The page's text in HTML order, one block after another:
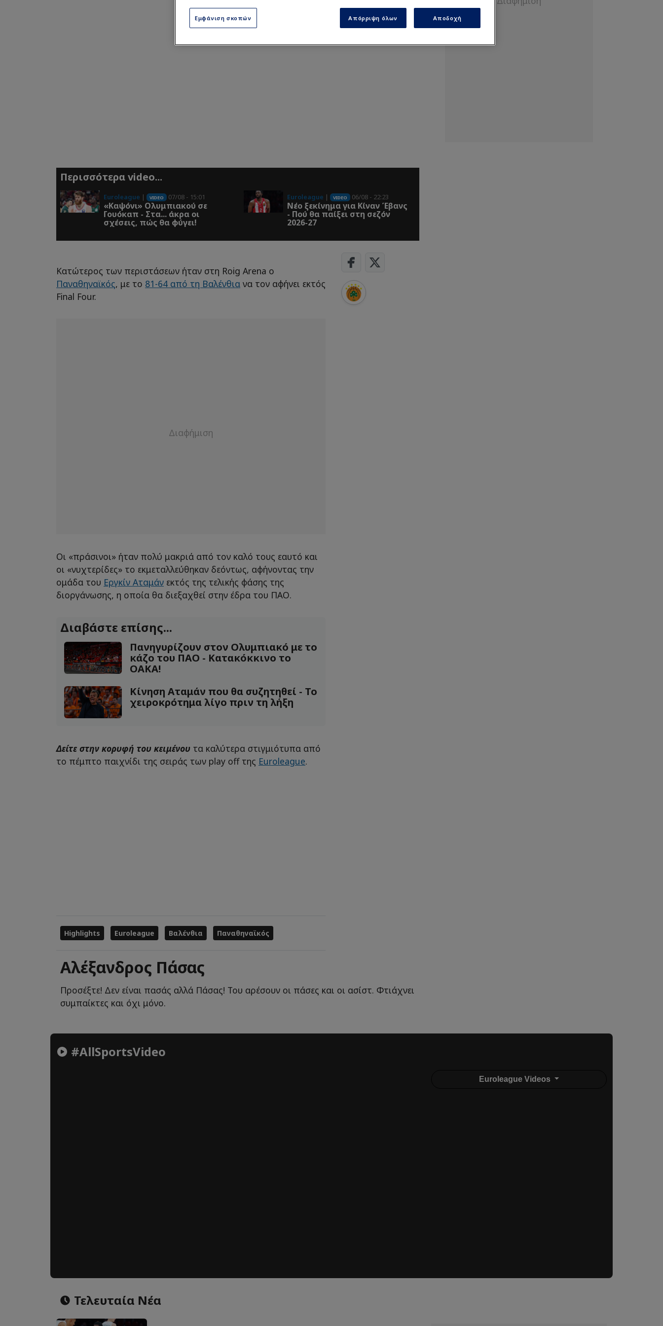
Περισσότερα video...
Euroleague | VIDEO 07/08 - 15:01
«Καψόνι» Ολυμπιακού σε
Γουόκαπ - Στα... άκρα οι
σχέσεις, πώς θα φύγει!
Euroleague | VIDEO 06/08 - 22:23
Νέο ξεκίνημα για Κίναν Έβανς
- Πού θα παίξει στη σεζόν
2026-27
Κατώτερος των περιστάσεων ήταν στη Roig Arena o
Παναθηναϊκός, με το 81-64 από τη Βαλένθια να τον αφήνει εκτός
Final Four.
Οι «πράσινοι» ήταν πολύ μακριά από τον καλό τους εαυτό και
οι «νυχτερίδες» το εκμεταλλεύθηκαν δεόντως, αφήνοντας την
ομάδα του Εργκίν Αταμάν εκτός της τελικής φάσης της
διοργάνωσης, η οποία θα διεξαχθεί στην έδρα του ΠΑΟ.
Διαβάστε επίσης...
Πανηγυρίζουν στον Ολυμπιακό με το
κάζο του ΠΑΟ - Κατακόκκινο το
ΟΑΚΑ!
Κίνηση Αταμάν που θα συζητηθεί - Το
χειροκρότημα λίγο πριν τη λήξη
Δείτε στην κορυφή του κειμένου τα καλύτερα στιγμιότυπα από
το πέμπτο παιχνίδι της σειράς των play off της Euroleague.
Highlights Euroleague Βαλένθια Παναθηναϊκός
Αλέξανδρος Πάσας
Προσέξτε! Δεν είναι πασάς αλλά Πάσας! Του αρέσουν οι πάσες και οι ασίστ. Φτιάχνει
συμπαίκτες και όχι μόνο.
#AllSportsVideo
Euroleague Videos
Τελευταία Νέα
Εμφάνιση σκοπών Απόρριψη όλων Αποδοχή